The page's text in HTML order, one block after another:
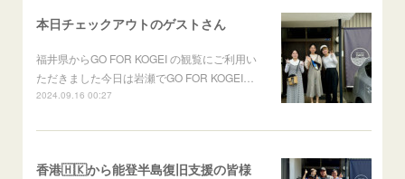
本日チェックアウトのゲストさん
福井県からGO FOR KOGEI の観覧にご利用い
ただきました今日は岩瀬でGO FOR KOGEI…
2024.09.16 00:27
香港🇭🇰から能登半島復旧支援の皆様